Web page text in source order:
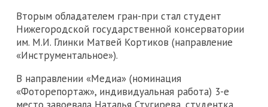
Вторым обладателем гран-при стал студент
Нижегородской государственной консерватории
им. М.И. Глинки Матвей Кортиков (направление
«Инструментальное»).
В направлении «Медиа» (номинация
«Фоторепортаж», индивидуальная работа) 3-е